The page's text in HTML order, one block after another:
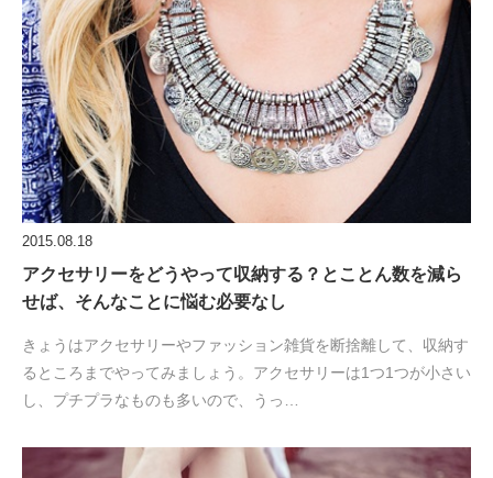
2015.08.18
アクセサリーをどうやって収納する？とことん数を減ら
せば、そんなことに悩む必要なし
きょうはアクセサリーやファッション雑貨を断捨離して、収納す
るところまでやってみましょう。アクセサリーは1つ1つが小さい
し、プチプラなものも多いので、うっ…